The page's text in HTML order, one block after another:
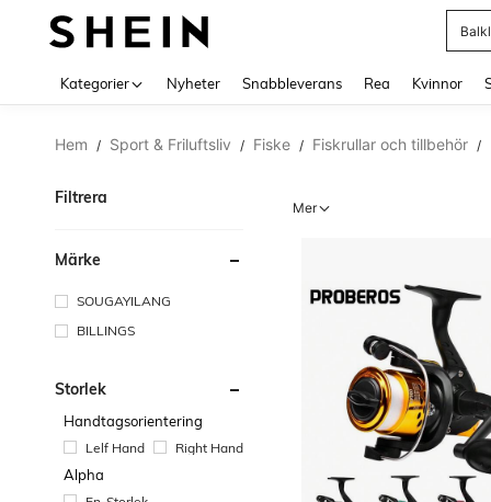
Kategorier Nyheter Snabbleverans Rea Kvinnor
Hem / Sport & Friluftsliv / Fiske / Fiskrullar och tillbehör /
Filtrera
Märke
SOUGAYILANG
BILLINGS
Storlek
Handtagsorientering
Lelf Hand Right Hand
Alpha
Mer